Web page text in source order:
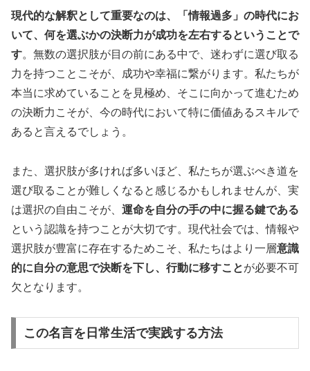
現代的な解釈として重要なのは、「情報過多」の時代にお
いて、何を選ぶかの決断力が成功を左右するということで
す。無数の選択肢が目の前にある中で、迷わずに選び取る
力を持つことこそが、成功や幸福に繋がります。私たちが
本当に求めていることを見極め、そこに向かって進むため
の決断力こそが、今の時代において特に価値あるスキルで
あると言えるでしょう。
また、選択肢が多ければ多いほど、私たちが選ぶべき道を
選び取ることが難しくなると感じるかもしれませんが、実
は選択の自由こそが、 運命を自分の手の中に握る鍵である
という認識を持つことが大切です。現代社会では、情報や
選択肢が豊富に存在するためこそ、私たちはより一層意識
的に自分の意思で決断を下し、行動に移すことが必要不可
欠となります。
この名言を日常生活で実践する方法